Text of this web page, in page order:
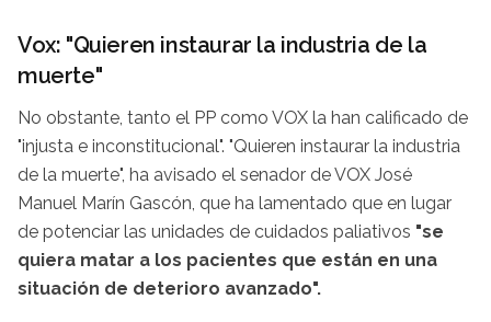
Vox: "Quieren instaurar la industria de la
muerte"
No obstante, tanto el PP como VOX la han calificado de
"injusta e inconstitucional". "Quieren instaurar la industria
de la muerte", ha avisado el senador de VOX José
Manuel Marín Gascón, que ha lamentado que en lugar
de potenciar las unidades de cuidados paliativos "se
quiera matar a los pacientes que están en una
situación de deterioro avanzado".